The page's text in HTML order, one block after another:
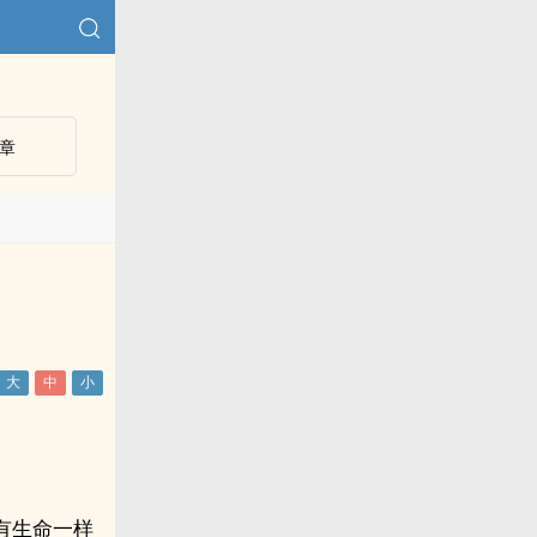
生命一样